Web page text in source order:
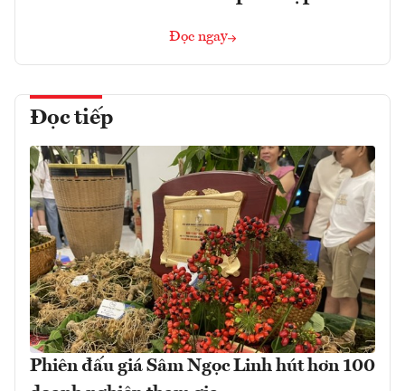
Đọc ngay
Đọc tiếp
Phiên đấu giá Sâm Ngọc Linh hút hơn 100